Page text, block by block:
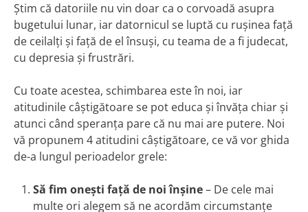
Știm că datoriile nu vin doar ca o corvoadă asupra
bugetului lunar, iar datornicul se luptă cu rușinea față
de ceilalți și față de el însuși, cu teama de a fi judecat,
cu depresia și frustrări.
Cu toate acestea, schimbarea este în noi, iar
atitudinile câștigătoare se pot educa și învăța chiar și
atunci când speranța pare că nu mai are putere. Noi
vă propunem 4 atitudini câștigătoare, ce vă vor ghida
de-a lungul perioadelor grele:
Să fim onești față de noi înșine– De cele mai
multe ori alegem să ne acordăm circumstanțe